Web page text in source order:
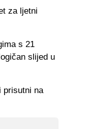
za ljetni
s 21
slijed u
prisutni na